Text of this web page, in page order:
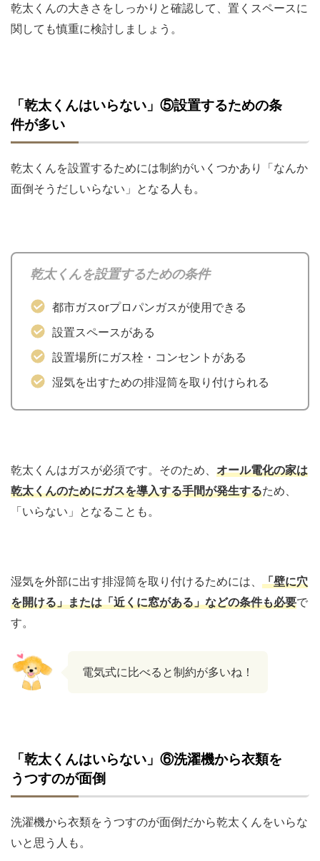
乾太くんの大きさをしっかりと確認して、置くスペースに
関しても慎重に検討しましょう。
「乾太くんはいらない」⑤設置するための条
件が多い
乾太くんを設置するためには制約がいくつかあり「なんか
面倒そうだしいらない」となる人も。
乾太くんを設置するための条件
都市ガスorプロパンガスが使用できる
設置スペースがある
設置場所にガス栓・コンセントがある
湿気を出すための排湿筒を取り付けられる
乾太くんはガスが必須です。そのため、 オール電化の家は
乾太くんのためにガスを導入する手間が発生するため、
「いらない」となることも。
湿気を外部に出す排湿筒を取り付けるためには、 「壁に穴
を開ける」または「近くに窓がある」などの条件も必要で
す。
電気式に比べると制約が多いね！
「乾太くんはいらない」⑥洗濯機から衣類を
うつすのが面倒
洗濯機から衣類をうつすのが面倒だから乾太くんをいらな
いと思う人も。